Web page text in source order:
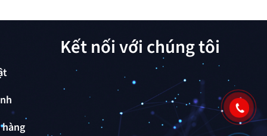
Kết nối với chúng tôi